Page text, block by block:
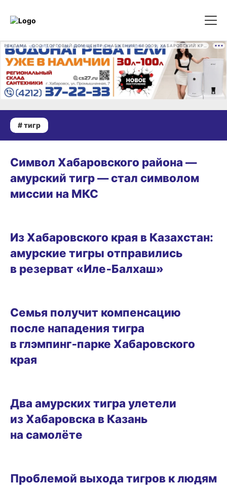
# тигр
Символ Хабаровского района —
амурский тигр — стал символом
миссии на МКС
Из Хабаровского края в Казахстан:
амурские тигры отправились
в резерват «Иле‑Балхаш»
Семья получит компенсацию
после нападения тигра
в глэмпинг‑парке Хабаровского
края
Два амурских тигра улетели
из Хабаровска в Казань
на самолёте
Проблемой выхода тигров к людям